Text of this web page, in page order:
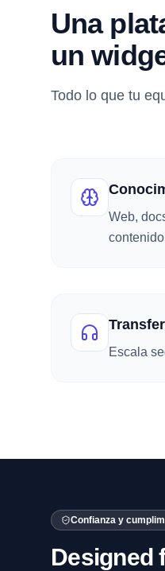
Una
un
Todo lo que tu
Web,
Escala
Confianza y
Designed